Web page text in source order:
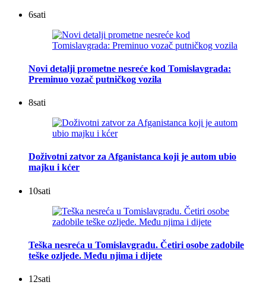
6sati
Novi detalji prometne nesreće kod Tomislavgrada:
Preminuo vozač putničkog vozila
8sati
Doživotni zatvor za Afganistanca koji je autom ubio
majku i kćer
10sati
Teška nesreća u Tomislavgradu. Četiri osobe zadobile
teške ozljede. Među njima i dijete
12sati